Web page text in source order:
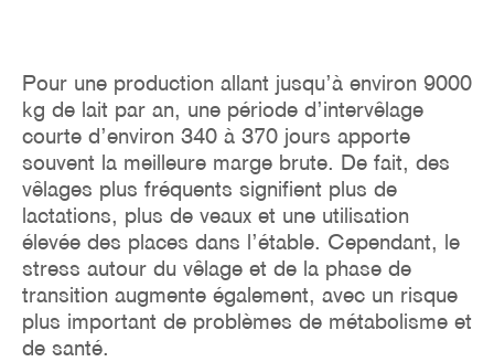
Pour une production allant jusqu’à environ 9000
kg de lait par an, une période d’intervêlage
courte d’environ 340 à 370 jours apporte
souvent la meilleure marge brute. De fait, des
vêlages plus fréquents signifient plus de
lactations, plus de veaux et une utilisation
élevée des places dans l’étable. Cependant, le
stress autour du vêlage et de la phase de
transition augmente également, avec un risque
plus important de problèmes de métabolisme et
de santé.